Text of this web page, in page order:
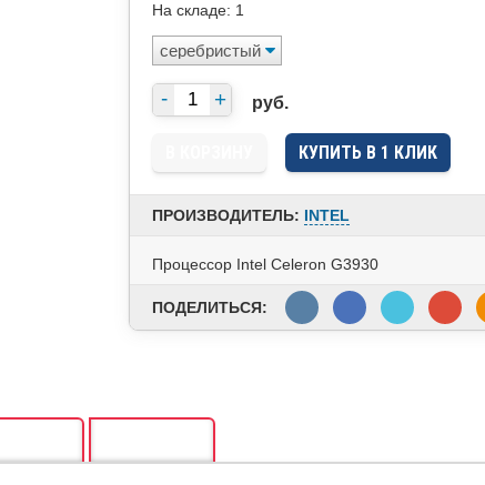
На складе: 1
руб.
КУПИТЬ В 1 КЛИК
ПРОИЗВОДИТЕЛЬ: INTEL
Процессор Intel Celeron G3930
ПОДЕЛИТЬСЯ: